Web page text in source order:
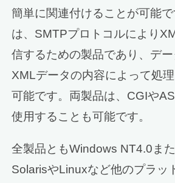
簡単に関連付けることが可能
は、SMTPプロトコルにより
信するための製品であり、デー
XMLデータの内容によって処
可能です。両製品は、CGIや
使用することも可能です。
全製品ともWindows NT4.0ま
SolarisやLinuxなど他のプラッ